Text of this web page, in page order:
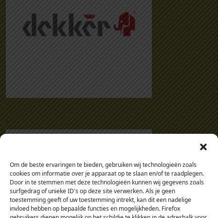
Om de beste ervaringen te bieden, gebruiken wij technologieën zoals
cookies om informatie over je apparaat op te slaan en/of te raadplegen.
Door in te stemmen met deze technologieën kunnen wij gegevens zoals
surfgedrag of unieke ID's op deze site verwerken. Als je geen
toestemming geeft of uw toestemming intrekt, kan dit een nadelige
invloed hebben op bepaalde functies en mogelijkheden. Firefox
.